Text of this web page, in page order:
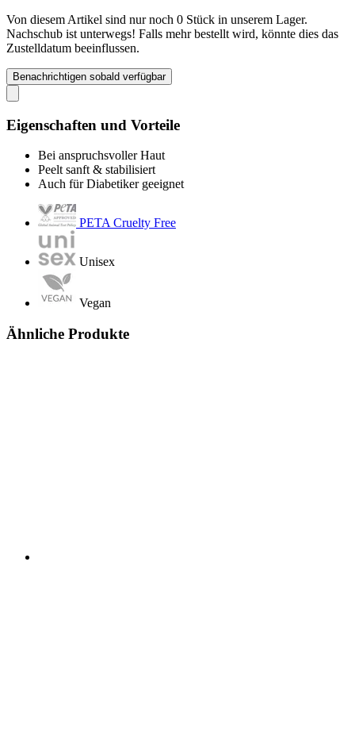
Von diesem Artikel sind nur noch 0 Stück in unserem Lager.
Nachschub ist unterwegs! Falls mehr bestellt wird, könnte dies das
Zustelldatum beeinflussen.
Benachrichtigen sobald verfügbar
Eigenschaften und Vorteile
Bei anspruchsvoller Haut
Peelt sanft & stabilisiert
Auch für Diabetiker geeignet
PETA Cruelty Free
Unisex
Vegan
Ähnliche Produkte